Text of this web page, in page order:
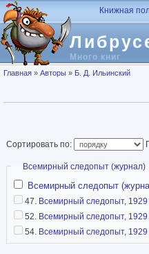
Перейти к основному содержанию
Много книг
Книжная
Вы здесь
Главная » Авторы » Б. Д. Ильинский
Сортировать по:
Скрыть
Всемирный следопыт (журнал)
Всемирный следопыт
47. Всемирный следопыт,
52. Всемирный следопыт,
54. Всемирный следопыт,